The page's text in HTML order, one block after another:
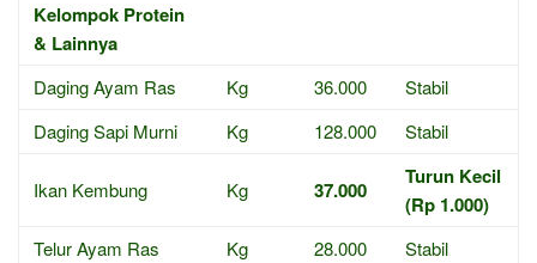
Kelompok Protein
& Lainnya
Daging Ayam Ras Kg 36.000
Stabil
Daging Sapi Murni
Kg 128.000 Stabil
Ikan Kembung Kg 37.000
Turun Kecil
(Rp 1.000)
Telur Ayam Ras Kg 28.000
Stabil